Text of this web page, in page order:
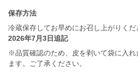
保存方法
冷蔵保存してお早めにお召し上がりくだ
2026年7月3日追記
※品質確認のため、皮を剥いて袋に入れ
ます。ご了承ください。